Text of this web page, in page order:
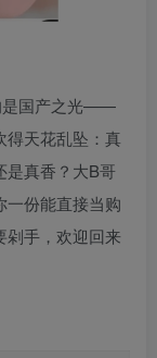
是国产之光——
得天花乱坠：真
是真香？大B哥
一份能直接当购
剁手，欢迎回来